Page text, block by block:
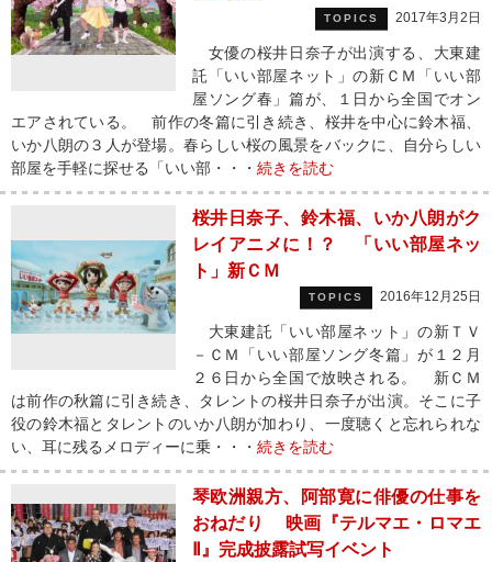
TOPICS 2017年3月2日
女優の桜井日奈子が出演する、大東建
託「いい部屋ネット」の新ＣＭ「いい部
屋ソング春」篇が、１日から全国でオン
エアされている。 前作の冬篇に引き続き、桜井を中心に鈴木福、
いか八朗の３人が登場。春らしい桜の風景をバックに、自分らしい
部屋を手軽に探せる「いい部・・・ 続きを読む
桜井日奈子、鈴木福、いか八朗がク
レイアニメに！？ 「いい部屋ネッ
ト」新ＣＭ
TOPICS 2016年12月25日
大東建託「いい部屋ネット」の新ＴＶ
－ＣＭ「いい部屋ソング冬篇」が１２月
２６日から全国で放映される。 新ＣＭ
は前作の秋篇に引き続き、タレントの桜井日奈子が出演。そこに子
役の鈴木福とタレントのいか八朗が加わり、一度聴くと忘れられな
い、耳に残るメロディーに乗・・・ 続きを読む
琴欧洲親方、阿部寛に俳優の仕事を
おねだり 映画『テルマエ・ロマエ
Ⅱ』完成披露試写イベント